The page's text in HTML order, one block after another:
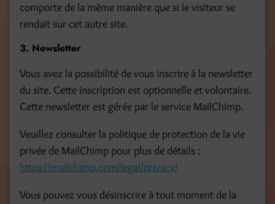
comporte de la même manière que si le visiteur se
rendait sur cet autre site.
3. Newsletter
Vous avez la possibilité de vous inscrire à la newsletter
du site. Cette inscription est optionnelle et volontaire.
Cette newsletter est gérée par le service MailChimp.
Veuillez consulter la politique de protection de la vie
privée de MailChimp pour plus de détails :
https://mailchimp.com/legal/privacy/
Vous pouvez vous désinscrire à tout moment de la